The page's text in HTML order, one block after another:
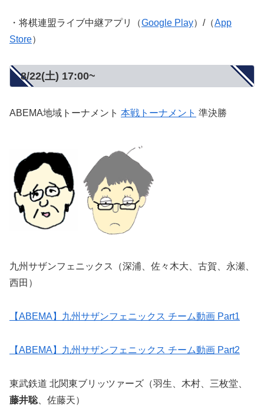
・将棋連盟ライブ中継アプリ（Google Play）/（App
Store）
8/22(土) 17:00~
ABEMA地域トーナメント 本戦トーナメント 準決勝
九州サザンフェニックス（深浦、佐々木大、古賀、永瀬、
西田）
【ABEMA】九州サザンフェニックス チーム動画 Part1
【ABEMA】九州サザンフェニックス チーム動画 Part2
東武鉄道 北関東ブリッツァーズ（羽生、木村、三枚堂、
藤井聡、佐藤天）